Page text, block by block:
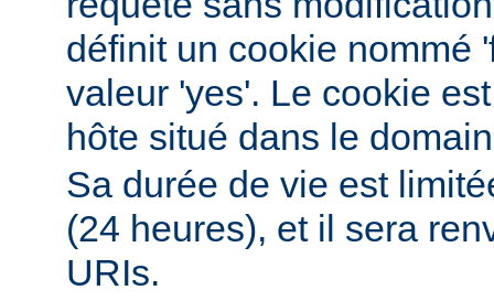
définit un cookie nommé
valeur 'yes'. Le cookie
hôte situé dans le
Sa durée de vie est
(24 heures), et il sera
URIs.